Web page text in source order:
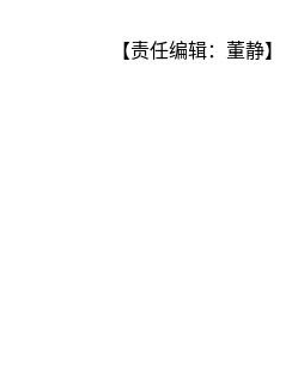
【责任编辑：董静】